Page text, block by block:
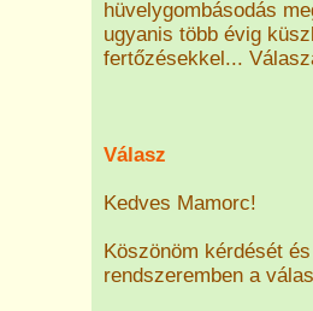
hüvelygombásodás
ugyanis több évig
fertőzésekkel...
Válasz
Kedves Mamorc!
Köszönöm kérdését
rendszeremben a